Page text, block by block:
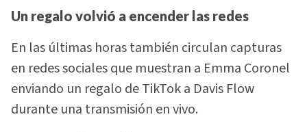
Un regalo volvió a encender las redes
En las últimas horas también circulan capturas
en redes sociales que muestran a Emma Coronel
enviando un regalo de TikTok a Davis Flow
durante una transmisión en vivo.